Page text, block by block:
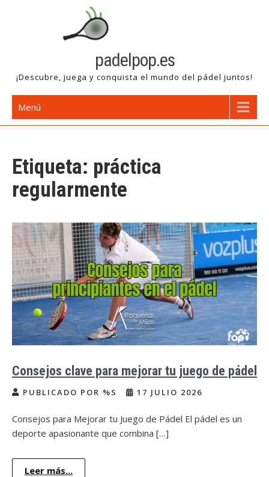
padelpop.es
¡Descubre, juega y conquista el mundo del pádel juntos!
Menú
Etiqueta: práctica
regularmente
Consejos clave para mejorar tu juego de pádel
PUBLICADO POR %S 17 JULIO 2026
Consejos para Mejorar tu Juego de Pádel El pádel es un
deporte apasionante que combina […]
Leer más...